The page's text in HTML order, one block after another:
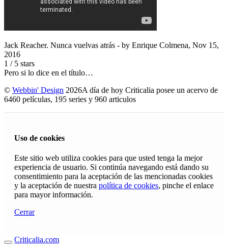
Jack Reacher. Nunca vuelvas atrás - by Enrique Colmena, Nov 15,
2016
1 / 5 stars
Pero si lo dice en el título…
© Webbin' Design 2026A día de hoy Criticalia posee un acervo de
6460 películas, 195 series y 960 articulos
Uso de cookies
Este sitio web utiliza cookies para que usted tenga la mejor
experiencia de usuario. Si continúa navegando está dando su
consentimiento para la aceptación de las mencionadas cookies
y la aceptación de nuestra política de cookies, pinche el enlace
para mayor información.
Cerrar
Criticalia.com